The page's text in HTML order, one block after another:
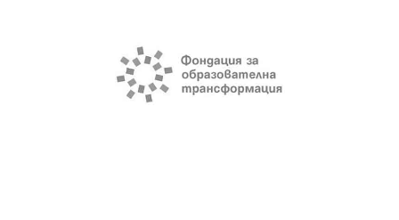
TransformBG
Подбор за Лидер на организацията